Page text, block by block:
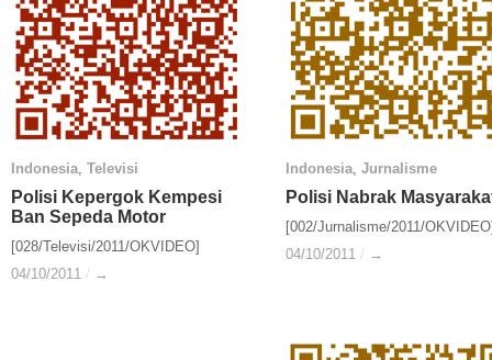
Indonesia, Televisi
Polisi Kepergok Kempesi
Ban Sepeda Motor
[028/Televisi/2011/OKVIDEO]
04/10/2011 / →
Indonesia Televisi
Polisi Kepergok Kempesi
Ban Sepeda Motor
04/10/2011 / →
Indonesia, Jurnalisme
Polisi Nabrak
[002/Jurnalisme/2011/
04/10/2011 / →
Indonesia Jurnalisme
Polisi Nabrak
04/10/2011 / →